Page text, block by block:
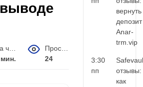
24
вернуть
Anar-
trm.vip
3:30
пп
отзывы:
как